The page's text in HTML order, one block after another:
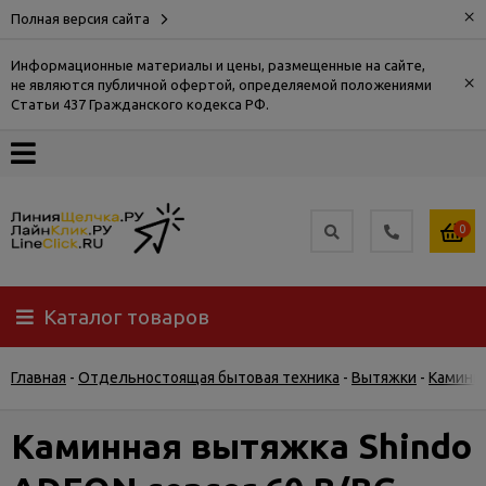
Полная версия сайта ×
Информационные материалы и цены, размещенные на сайте,
не являются публичной офертой, определяемой положениями
Статьи 437 Гражданского кодекса РФ.
×
О
Доставка
Самовывоз
Гарантия
0
Каталог товаров
Главная - Отдельностоящая бытовая техника - Вытяжки -
Каминная вытяжка Shindo